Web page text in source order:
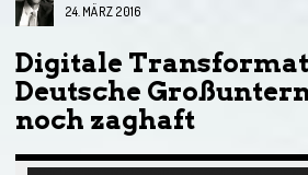
24. MÄRZ 2016
Digitale
Deutsche
noch zaghaft